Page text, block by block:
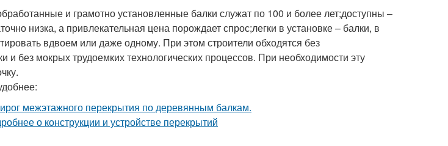
и грамотно установленные балки служат по 100 и более лет;доступны –
низка, а привлекательная цена порождает спрос;легки в установке – балки, в
вдвоем или даже одному. При этом строители обходятся без
и без мокрых трудоемких технологических процессов. При необходимости эту